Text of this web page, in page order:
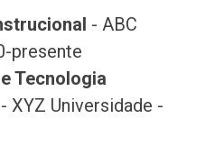
- ABC
presente
Tecnologia
- XYZ Universidade -